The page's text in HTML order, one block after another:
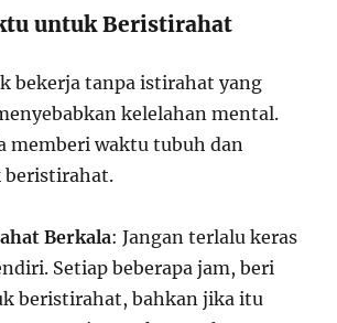
untuk Beristirahat
bekerja tanpa istirahat yang
kelelahan mental.
memberi waktu tubuh dan
Berkala: Jangan terlalu keras
Setiap beberapa jam, beri
beristirahat, bahkan jika itu